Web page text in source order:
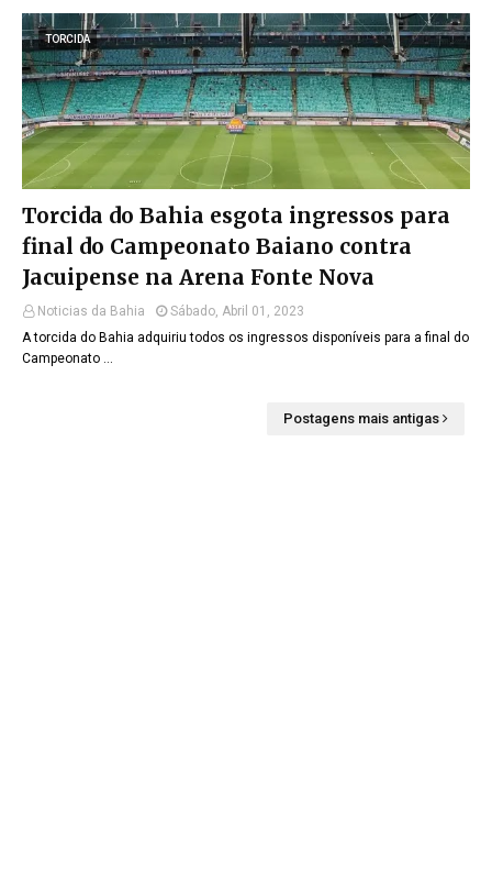
TORCIDA
Torcida do Bahia esgota ingressos para
final do Campeonato Baiano contra
Jacuipense na Arena Fonte Nova
Noticias da Bahia
Sábado, Abril 01, 2023
A torcida do Bahia adquiriu todos os ingressos disponíveis para a final do
Campeonato …
Postagens mais antigas